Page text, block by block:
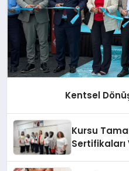
Kentsel
Kursu
Sertifikaları